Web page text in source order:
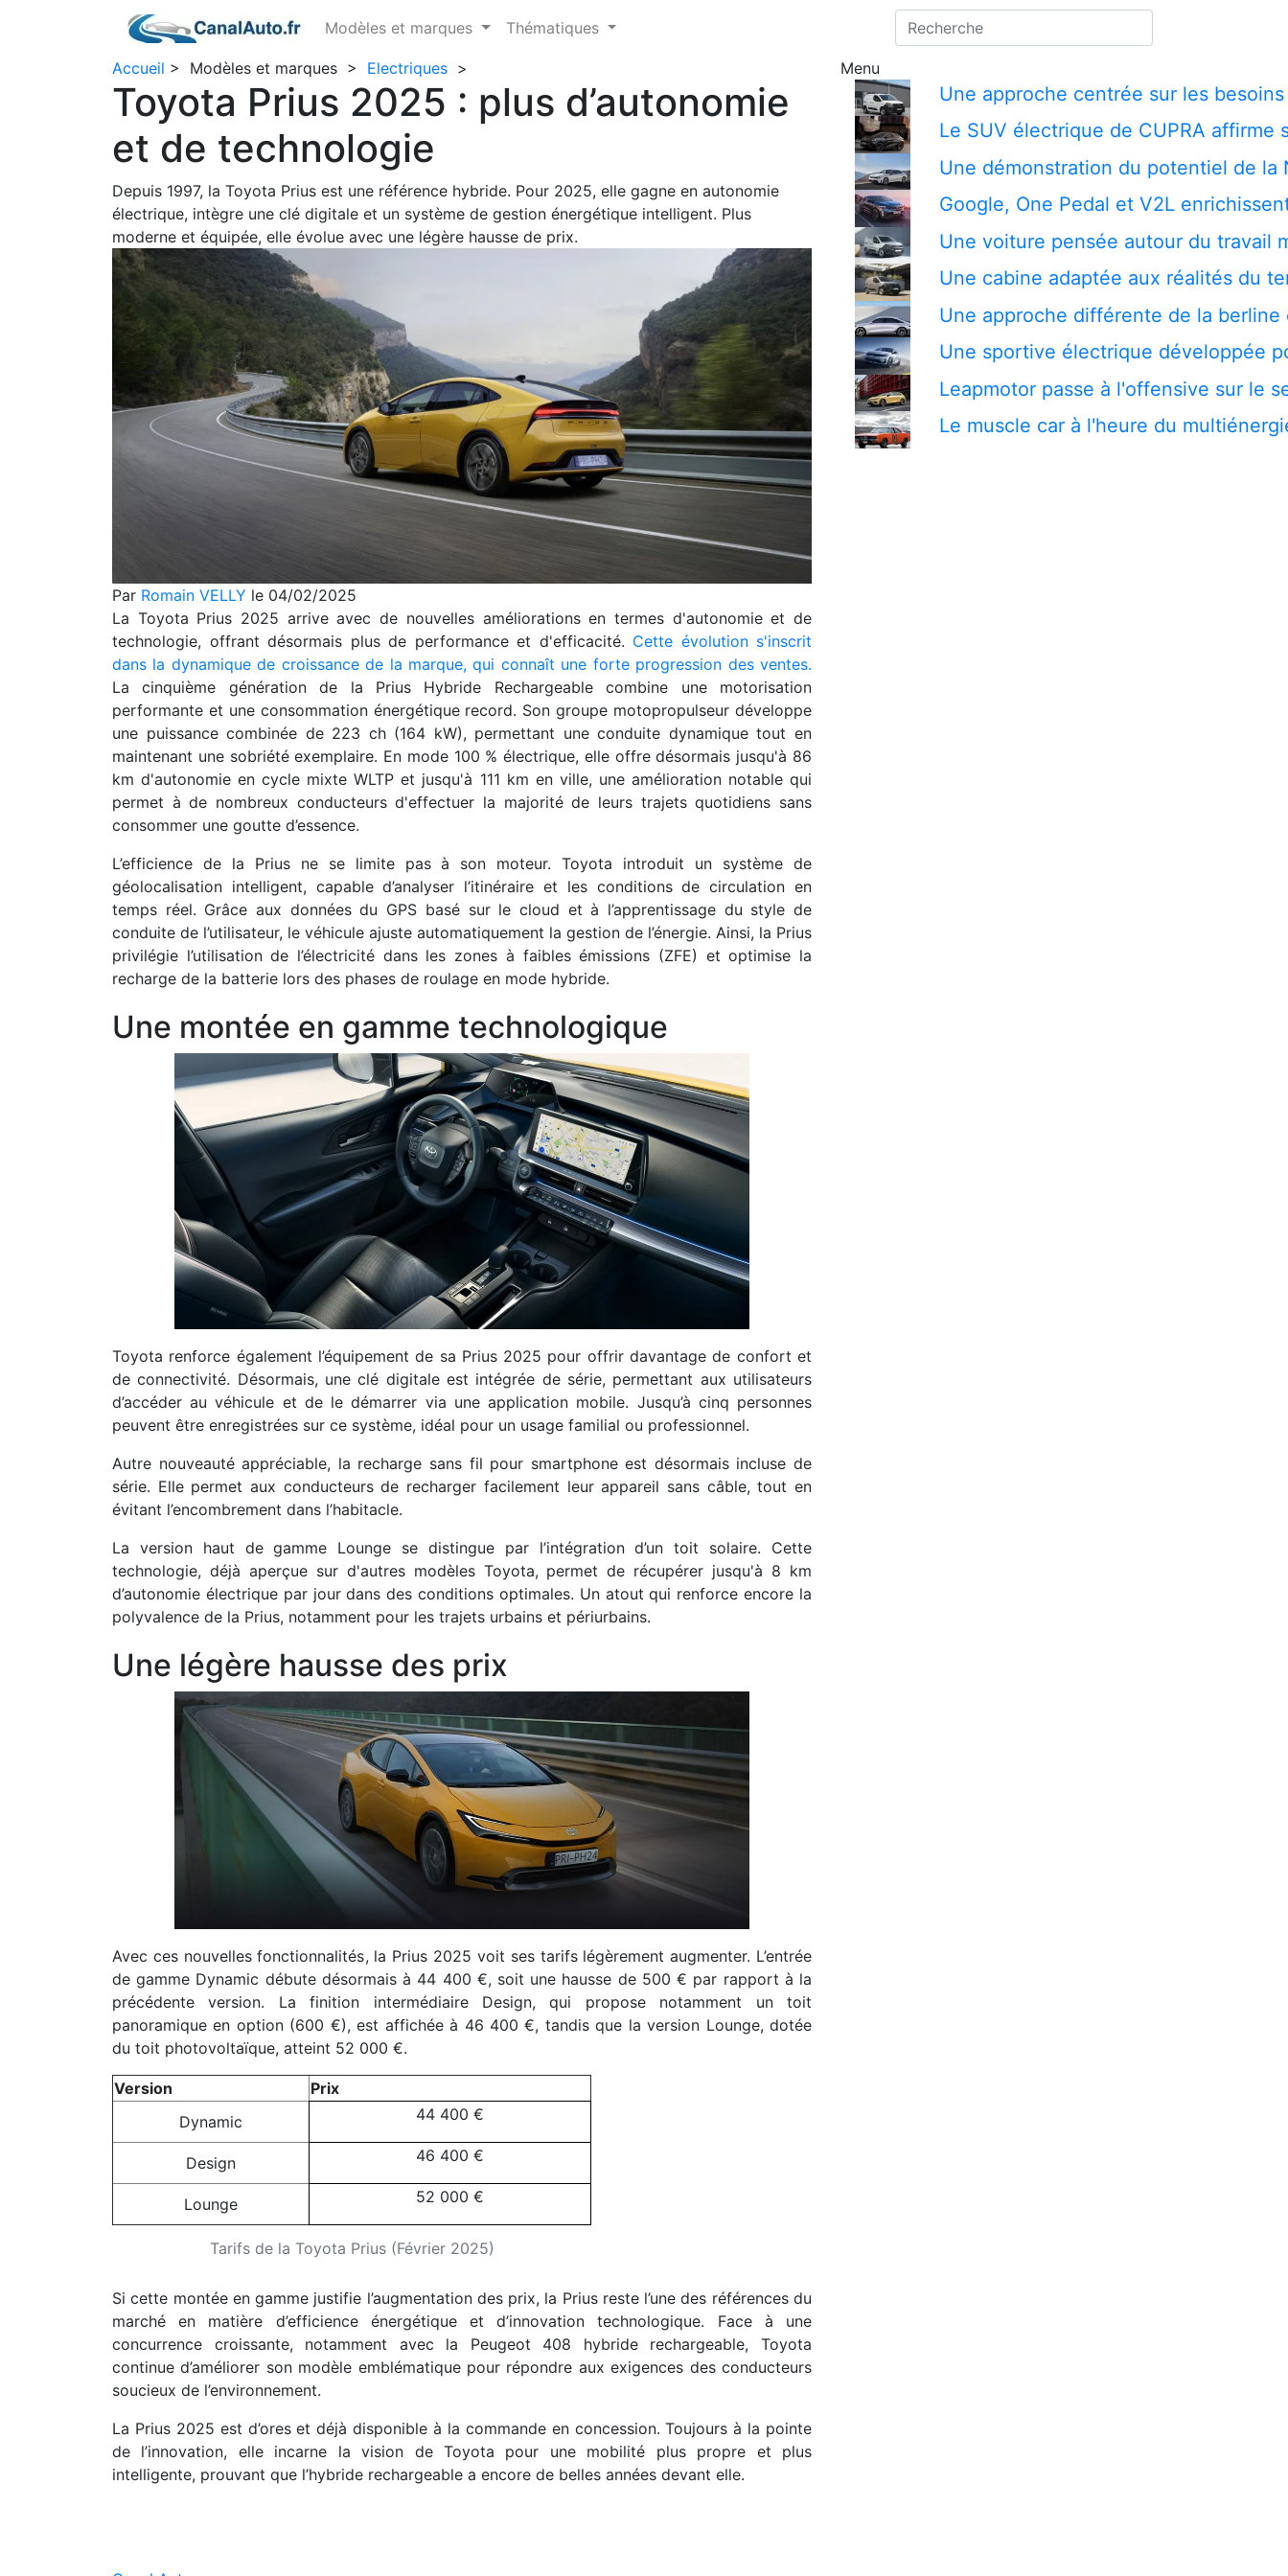
Modèles et marques Thématiques
Accueil > Modèles et marques > Electriques >
Toyota Prius 2025 : plus d’autonomie
et de technologie
Depuis 1997, la Toyota Prius est une référence hybride. Pour 2025, elle gagne en autonomie
électrique, intègre une clé digitale et un système de gestion énergétique intelligent. Plus
moderne et équipée, elle évolue avec une légère hausse de prix.
Par Romain VELLY le 04/02/2025
La Toyota Prius 2025 arrive avec de nouvelles améliorations en termes d'autonomie et de
technologie, offrant désormais plus de performance et d'efficacité. Cette évolution s'inscrit
dans la dynamique de croissance de la marque, qui connaît une forte progression des ventes.
La cinquième génération de la Prius Hybride Rechargeable combine une motorisation
performante et une consommation énergétique record. Son groupe motopropulseur développe
une puissance combinée de 223 ch (164 kW), permettant une conduite dynamique tout en
maintenant une sobriété exemplaire. En mode 100 % électrique, elle offre désormais jusqu'à 86
km d'autonomie en cycle mixte WLTP et jusqu'à 111 km en ville, une amélioration notable qui
permet à de nombreux conducteurs d'effectuer la majorité de leurs trajets quotidiens sans
consommer une goutte d’essence.
L’efficience de la Prius ne se limite pas à son moteur. Toyota introduit un système de
géolocalisation intelligent, capable d’analyser l’itinéraire et les conditions de circulation en
temps réel. Grâce aux données du GPS basé sur le cloud et à l’apprentissage du style de
conduite de l’utilisateur, le véhicule ajuste automatiquement la gestion de l’énergie. Ainsi, la Prius
privilégie l’utilisation de l’électricité dans les zones à faibles émissions (ZFE) et optimise la
recharge de la batterie lors des phases de roulage en mode hybride.
Une montée en gamme technologique
Toyota renforce également l’équipement de sa Prius 2025 pour offrir davantage de confort et
de connectivité. Désormais, une clé digitale est intégrée de série, permettant aux utilisateurs
d’accéder au véhicule et de le démarrer via une application mobile. Jusqu’à cinq personnes
peuvent être enregistrées sur ce système, idéal pour un usage familial ou professionnel.
Autre nouveauté appréciable, la recharge sans fil pour smartphone est désormais incluse de
série. Elle permet aux conducteurs de recharger facilement leur appareil sans câble, tout en
évitant l’encombrement dans l’habitacle.
La version haut de gamme Lounge se distingue par l’intégration d’un toit solaire. Cette
technologie, déjà aperçue sur d'autres modèles Toyota, permet de récupérer jusqu'à 8 km
d’autonomie électrique par jour dans des conditions optimales. Un atout qui renforce encore la
polyvalence de la Prius, notamment pour les trajets urbains et périurbains.
Une légère hausse des prix
Avec ces nouvelles fonctionnalités, la Prius 2025 voit ses tarifs légèrement augmenter. L’entrée
de gamme Dynamic débute désormais à 44 400 €, soit une hausse de 500 € par rapport à la
précédente version. La finition intermédiaire Design, qui propose notamment un toit
panoramique en option (600 €), est affichée à 46 400 €, tandis que la version Lounge, dotée
du toit photovoltaïque, atteint 52 000 €.
Tarifs de la Toyota Prius (Février 2025)
Version
Prix
Dynamic
44 400 €
Design 46 400 €
Lounge 52 000 €
Si cette montée en gamme justifie l’augmentation des prix, la Prius reste l’une des références du
marché en matière d’efficience énergétique et d’innovation technologique. Face à une
concurrence croissante, notamment avec la Peugeot 408 hybride rechargeable, Toyota
continue d’améliorer son modèle emblématique pour répondre aux exigences des conducteurs
soucieux de l’environnement.
La Prius 2025 est d’ores et déjà disponible à la commande en concession. Toujours à la pointe
de l’innovation, elle incarne la vision de Toyota pour une mobilité plus propre et plus
intelligente, prouvant que l’hybride rechargeable a encore de belles années devant elle.
Menu
Une approche centrée sur les
Le SUV électrique de CUPRA affirme
Une démonstration du potentiel de la
Google, One Pedal et V2L
Une voiture pensée autour du travail
Une cabine adaptée aux réalités du
Une approche différente de la berline
Une sportive électrique développée
Leapmotor passe à l'offensive sur le
Le muscle car à l'heure du